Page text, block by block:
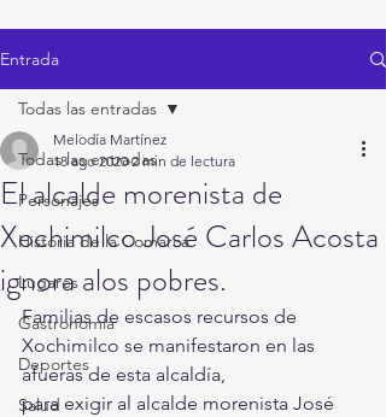
Entrada
Todas las entradas
Personajes
Historia de la Comarca
Lugares
Gastronomía
Deportes
Salud
Todas las entradas
El alcalde morenista de
Xochimilco José Carlos Acosta
ignora alos pobres.
Melodía Martínez
18 ago 2020 2 min de lectura
Familias de escasos recursos de
Xochimilco se manifestaron en las
afueras de esta alcaldía,
para exigir al alcalde morenista José